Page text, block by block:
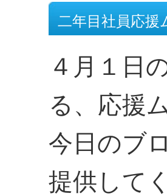
二年目社員応援
４月１日
る、応援
今日のブ
提供して